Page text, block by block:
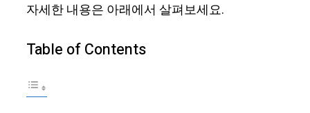
자세한 내용은 아래에서 살펴보세요.
Table of Contents